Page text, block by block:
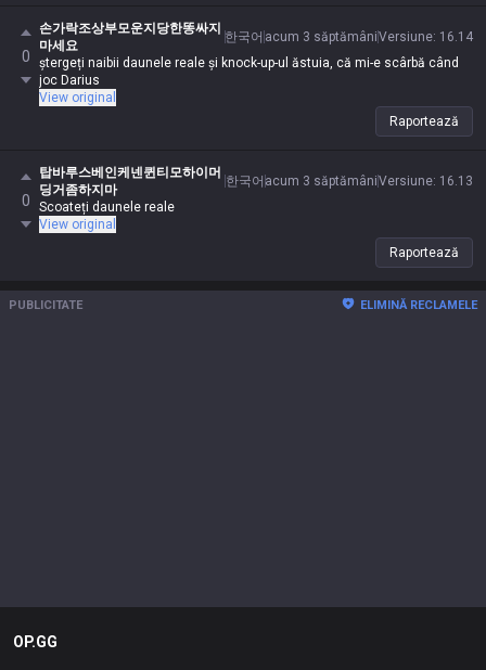
0
손가락조상부모운지당한똥싸지
마세요
한국어 acum 3 săptămâniVersiune: 16.14
ștergeți naibii daunele reale și knock-up-ul ăstuia, că mi-e scârbă când
joc Darius
View original
Raportează
0
탑바루스베인케넨퀸티모하이머
딩거좀하지마
한국어 acum 3 săptămâniVersiune: 16.13
Scoateți daunele reale
View original
Raportează
PUBLICITATE ELIMINĂ RECLAMELE
OP.GG